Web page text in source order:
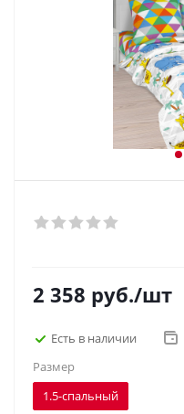
2 358 руб./шт
Есть в наличии
Размер
1.5-спальный